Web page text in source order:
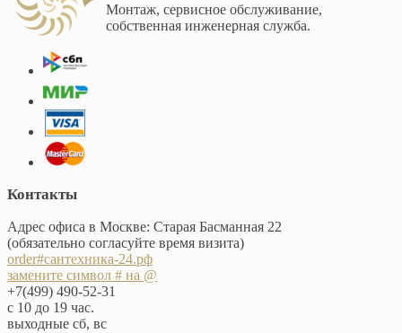
Монтаж, сервисное обслуживание,
собственная инженерная служба.
Контакты
Адрес офиса в Москве: Старая Басманная 22
(обязательно согласуйте время визита)
order#сантехника-24.рф
замените символ # на @
+7(499) 490-52-31
с 10 до 19 час.
выходные сб, вс